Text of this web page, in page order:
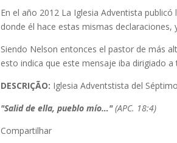
En el año 2012 La Iglesia Adventista
donde él hace estas mismas
Siendo Nelson entonces el pastor de más
esto indica que este mensaje iba dirigiado
DESCRIÇÃO: Iglesia Adventstista del
"Salid de ella, pueblo mío…"(APC. 18:4)
Compartilhar